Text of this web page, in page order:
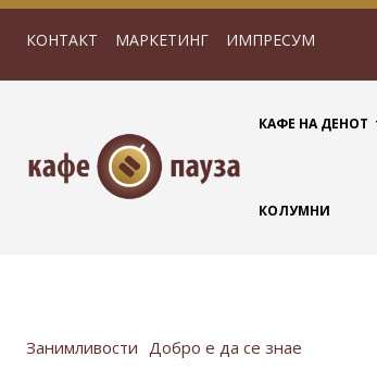
КОНТАКТ МАРКЕТИНГ ИМПРЕСУМ
КАФЕ НА ДЕНОТ
КОЛУМНИ
Занимливости Добро е да се знае